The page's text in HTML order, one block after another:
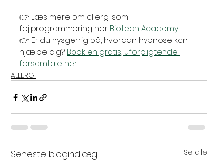
👉 Læs mere om allergi som
fejlprogrammering her: Biotech Academy
👉 Er du nysgerrig på, hvordan hypnose kan
hjælpe dig? Book en gratis, uforpligtende
forsamtale her.
ALLERGI
Seneste blogindlæg Se alle